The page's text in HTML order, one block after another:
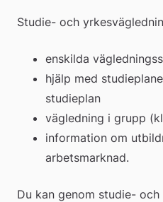
Studie- och
enskilda
hjälp med
studieplan
vägledning i grupp
information om
arbetsmarknad.
Du kan genom studie-